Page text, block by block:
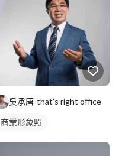
吳承唐-that’s right office
商業形象照